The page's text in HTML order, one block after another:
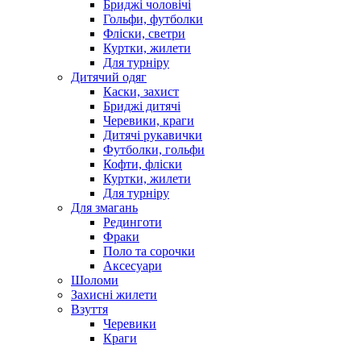
Бриджі чоловічі
Гольфи, футболки
Фліски, светри
Куртки, жилети
Для турніру
Дитячий одяг
Каски, захист
Бриджі дитячі
Черевики, краги
Дитячі рукавички
Футболки, гольфи
Кофти, фліски
Куртки, жилети
Для турніру
Для змагань
Рединготи
Фраки
Поло та сорочки
Аксесуари
Шоломи
Захисні жилети
Взуття
Черевики
Краги